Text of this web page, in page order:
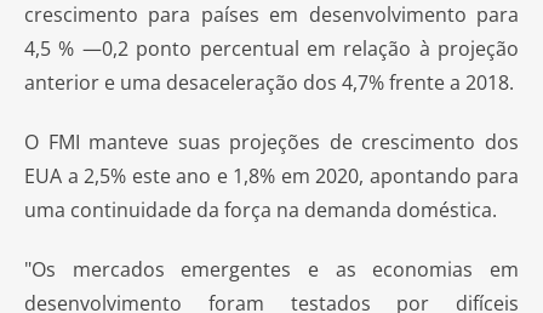
crescimento para países em desenvolvimento para
4,5 % —0,2 ponto percentual em relação à projeção
anterior e uma desaceleração dos 4,7% frente a 2018.
O FMI manteve suas projeções de crescimento dos
EUA a 2,5% este ano e 1,8% em 2020, apontando para
uma continuidade da força na demanda doméstica.
"Os mercados emergentes e as economias em
desenvolvimento foram testados por difíceis